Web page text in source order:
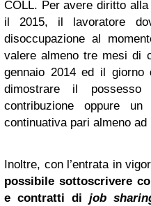
COLL. Per avere diritto
il 2015, il lavoratore
disoccupazione al
valere almeno tre mesi di
gennaio 2014 ed il giorno
dimostrare il
contribuzione oppure
continuativa pari almeno ad
Inoltre, con l’entrata in
possibile sottoscrivere
e contratti di job